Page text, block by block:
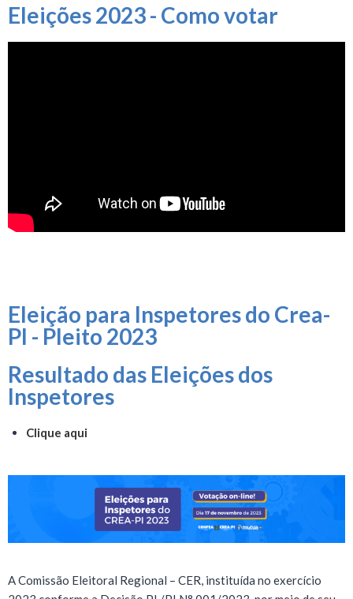
Eleições 2023 - Como votar
Eleição para Inspetores do Crea-
PI - Pleito 2023
Resultado das Eleições dos
Inspetores​
Clique aqui
A Comissão Eleitoral Regional – CER, instituída no exercício